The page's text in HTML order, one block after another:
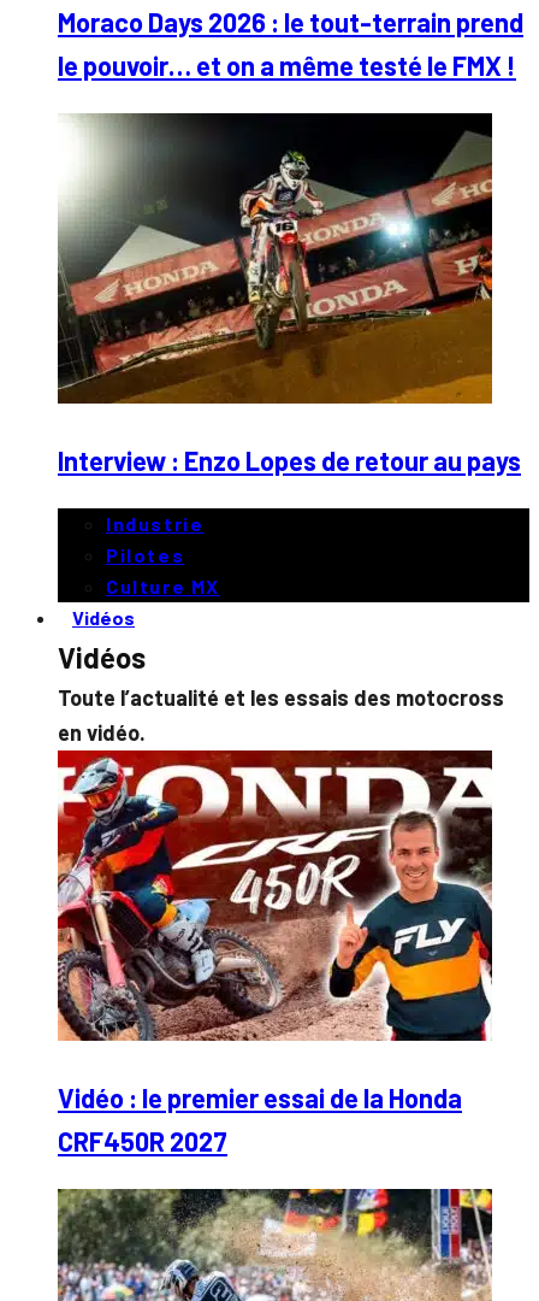
Moraco Days 2026 : le tout-terrain prend
le pouvoir… et on a même testé le FMX !
Interview : Enzo Lopes de retour au pays
Industrie
Pilotes
Culture MX
Vidéos
Vidéos
Toute l’actualité et les essais des motocross
en vidéo.
Vidéo : le premier essai de la Honda
CRF450R 2027